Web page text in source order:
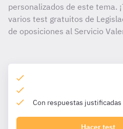
personalizados de este tema.
varios test gratuitos de
de oposiciones al Servicio
Con respuestas justificadas
Hacer test